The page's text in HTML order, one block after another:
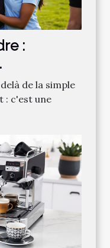
:
de la simple
: c'est une